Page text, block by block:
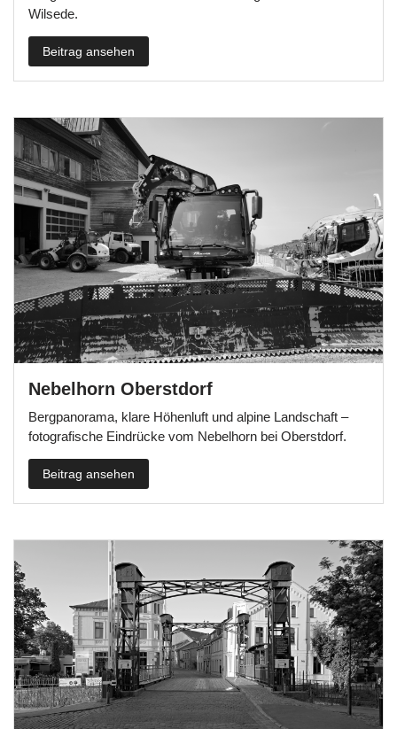
Wilsede.
Beitrag ansehen
Nebelhorn Oberstdorf
Bergpanorama, klare Höhenluft und alpine Landschaft –
fotografische Eindrücke vom Nebelhorn bei Oberstdorf.
Beitrag ansehen